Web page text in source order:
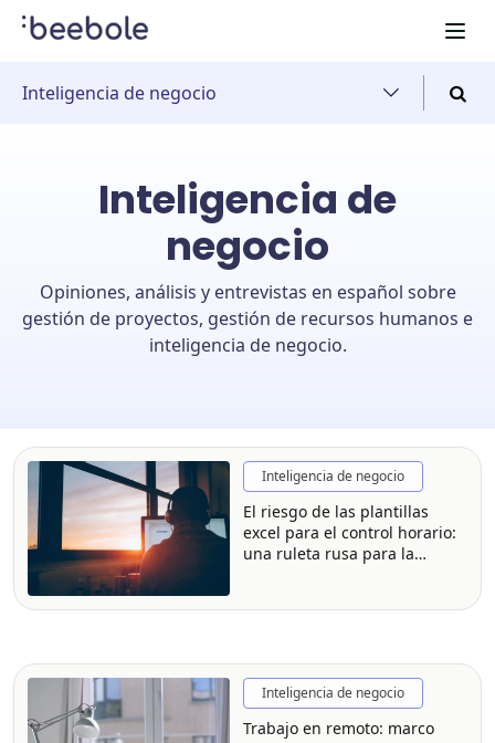
Inteligencia de negocio
Inteligencia de
negocio
Opiniones, análisis y entrevistas en español sobre
gestión de proyectos, gestión de recursos humanos e
inteligencia de negocio.
Inteligencia de negocio
El riesgo de las plantillas
excel para el control horario:
una ruleta rusa para la
Inteligencia de negocio
Trabajo en remoto: marco